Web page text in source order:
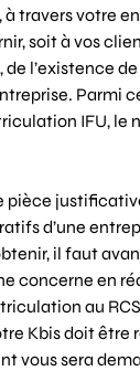
votre
soit à vos
l’existence
Parmi
IFU,
d’une
il faut
concerne en
au
Kbis doit être
vous sera